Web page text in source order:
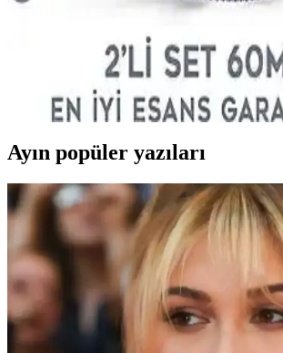
Afrodizyak Etkili Kozmetik Ürünleri:
Doğal içeriklerle zenginleştirilmiş afrodizyak
ürünleri, kendine güveni artırır ve romantik
Güvenli kullanım ve içerik testi önemlidir.
Ayın popüler yazıları